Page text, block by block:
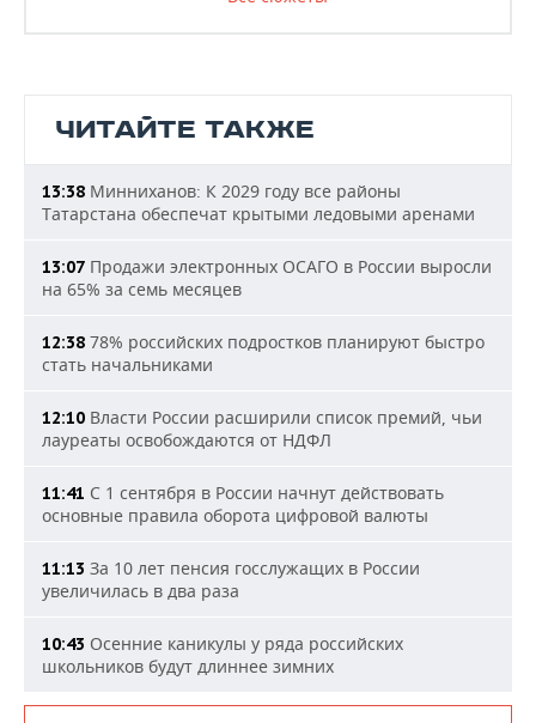
ЧИТАЙТЕ ТАКЖЕ
13:38 Минниханов: К 2029 году все районы
Татарстана обеспечат крытыми ледовыми аренами
13:07 Продажи электронных ОСАГО в России выросли
на 65% за семь месяцев
12:38 78% российских подростков планируют быстро
стать начальниками
12:10 Власти России расширили список премий, чьи
лауреаты освобождаются от НДФЛ
11:41 С 1 сентября в России начнут действовать
основные правила оборота цифровой валюты
11:13 За 10 лет пенсия госслужащих в России
увеличилась в два раза
10:43 Осенние каникулы у ряда российских
школьников будут длиннее зимних